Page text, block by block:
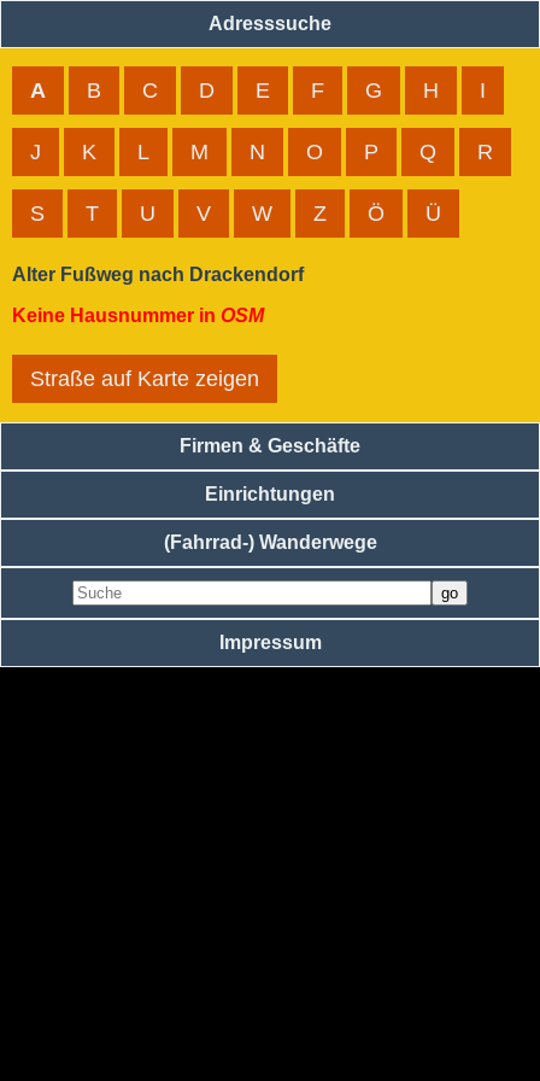
Adresssuche
A B C D E F G H I
J K L M N O P Q R
S T U V W Z Ö Ü
Alter Fußweg nach Drackendorf
Keine Hausnummer in OSM
Straße auf Karte zeigen
Firmen & Geschäfte
Einrichtungen
(Fahrrad-) Wanderwege
Impressum